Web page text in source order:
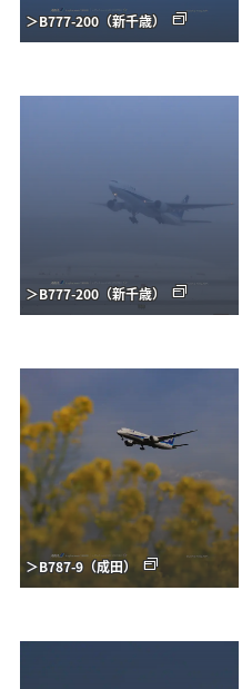
＞B777-200（新千歳）
＞B777-200（新千歳）
＞B787-9（成田）